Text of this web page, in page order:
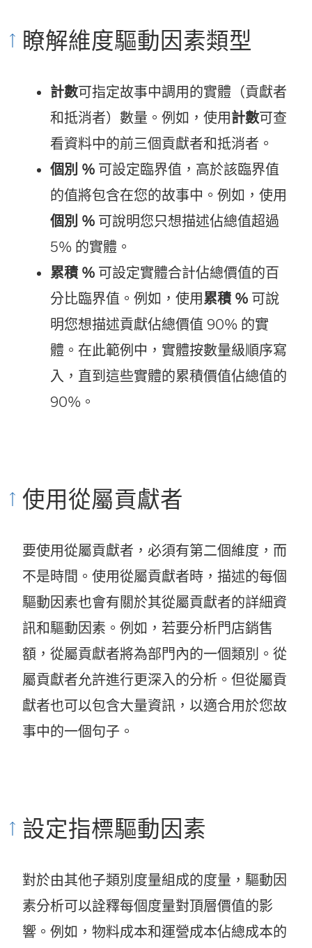
瞭解維度驅動因素類型
計數可指定故事中調用的實體（貢獻者
和抵消者）數量。例如，使用計數可查
看資料中的前三個貢獻者和抵消者。
個別 % 可設定臨界值，高於該臨界值
的值將包含在您的故事中。例如，使用
個別 % 可說明您只想描述佔總值超過
5% 的實體。
累積 % 可設定實體合計佔總價值的百
分比臨界值。例如，使用累積 % 可說
明您想描述貢獻佔總價值 90% 的實
體。在此範例中，實體按數量級順序寫
入，直到這些實體的累積價值佔總值的
90%。
使用從屬貢獻者
要使用從屬貢獻者，必須有第二個維度，而
不是時間。使用從屬貢獻者時，描述的每個
驅動因素也會有關於其從屬貢獻者的詳細資
訊和驅動因素。例如，若要分析門店銷售
額，從屬貢獻者將為部門內的一個類別。從
屬貢獻者允許進行更深入的分析。但從屬貢
獻者也可以包含大量資訊，以適合用於您故
事中的一個句子。
設定指標驅動因素
對於由其他子類別度量組成的度量，驅動因
素分析可以詮釋每個度量對頂層價值的影
響。例如，物料成本和運營成本佔總成本的